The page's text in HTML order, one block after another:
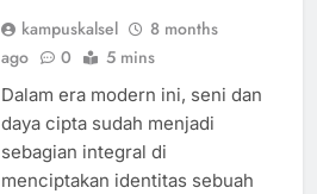
kampuskalsel
8 months
ago
0 5 mins
Dalam era modern ini, seni dan
daya cipta sudah menjadi
sebagian integral di
menciptakan identitas sebuah